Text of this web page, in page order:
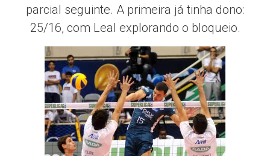
parcial seguinte. A primeira já tinha dono:
25/16, com Leal explorando o bloqueio.